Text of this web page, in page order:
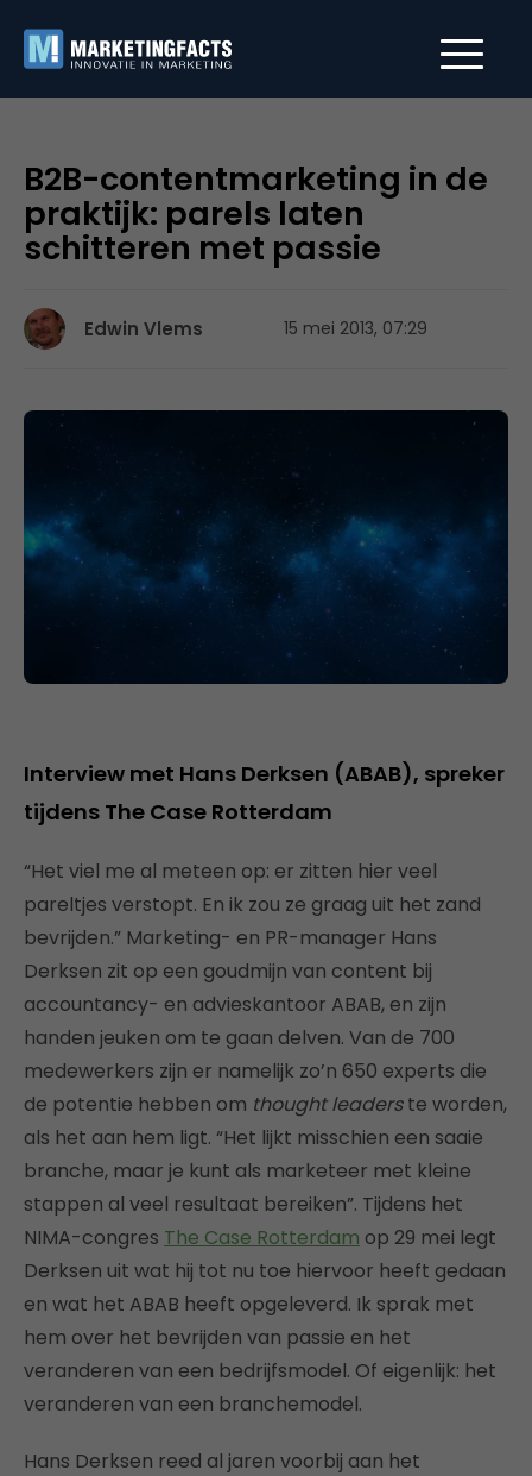
B2B-contentmarketing in de
praktijk: parels laten
schitteren met passie
Edwin Vlems 15 mei 2013, 07:29
Interview met Hans Derksen (ABAB), spreker
tijdens The Case Rotterdam
“Het viel me al meteen op: er zitten hier veel
pareltjes verstopt. En ik zou ze graag uit het zand
bevrijden.” Marketing- en PR-manager Hans
Derksen zit op een goudmijn van content bij
accountancy- en advieskantoor ABAB, en zijn
handen jeuken om te gaan delven. Van de 700
medewerkers zijn er namelijk zo’n 650 experts die
de potentie hebben om thought leaderste worden,
als het aan hem ligt. “Het lijkt misschien een saaie
branche, maar je kunt als marketeer met kleine
stappen al veel resultaat bereiken”. Tijdens het
NIMA-congres The Case Rotterdam op 29 mei legt
Derksen uit wat hij tot nu toe hiervoor heeft gedaan
en wat het ABAB heeft opgeleverd. Ik sprak met
hem over het bevrijden van passie en het
veranderen van een bedrijfsmodel. Of eigenlijk: het
veranderen van een branchemodel.
Hans Derksen reed al jaren voorbij aan het